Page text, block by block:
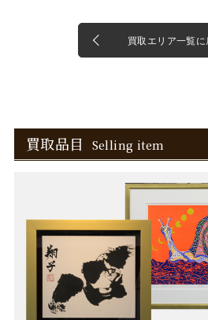
買取エリア一覧に
買取品目 Selling item